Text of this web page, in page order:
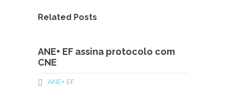
Related Posts
ANE+ EF assina protocolo com
CNE
ANE+ EF